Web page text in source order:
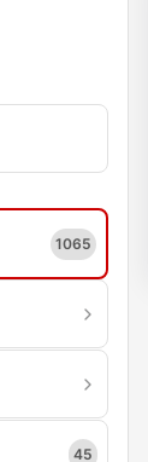
1065
45